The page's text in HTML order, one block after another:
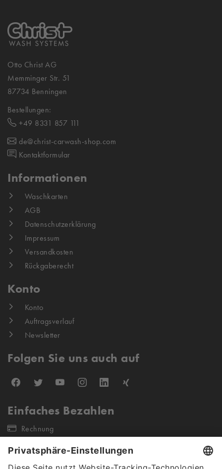
Otto Christ AG
Memminger Str. 51
87734 Benningen
Bestellungen:
+49 8331 857 111
de@christ-carwash-shop.com
Kontaktformular
Informationen
Waschkarten
AGB
Datenschutzerklärung
Impressum
Versandkosten
Rückgaberecht
Konto
Konto
Auftragsverlauf
Newsletter
Folgen Sie uns auch auf
Einfaches Bezahlen
Rechnung
Unsere Versandpartner